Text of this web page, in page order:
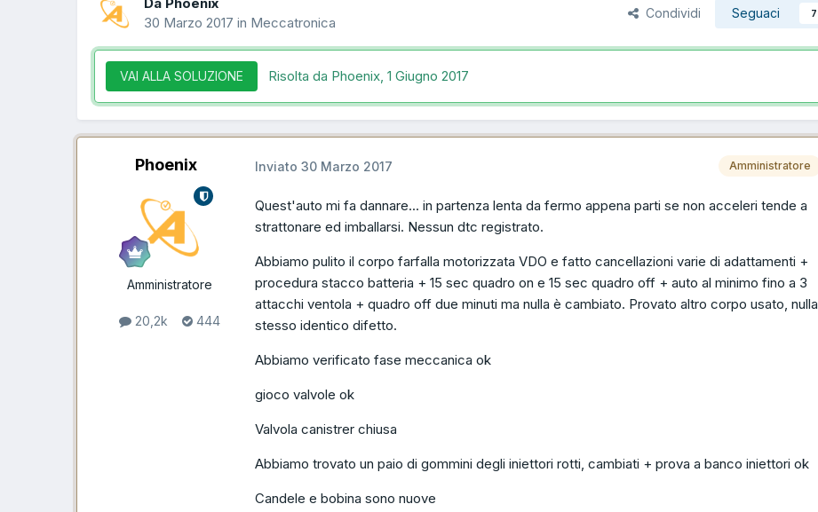
30 Marzo 2017 in Meccatronica
Condividi Seguaci 7
VAI ALLA SOLUZIONE Risolta da Phoenix, 1 Giugno 2017
Phoenix
Amministratore
20,2k 444
Amministratore
Inviato 30 Marzo 2017
Quest'auto mi fa dannare... in partenza lenta da fermo appena parti se non acceleri tende a
strattonare ed imballarsi. Nessun dtc registrato.
Abbiamo pulito il corpo farfalla motorizzata VDO e fatto cancellazioni varie di adattamenti +
procedura stacco batteria + 15 sec quadro on e 15 sec quadro off + auto al minimo fino a 3
attacchi ventola + quadro off due minuti ma nulla è cambiato. Provato altro corpo usato, nulla
stesso identico difetto.
Abbiamo verificato fase meccanica ok
gioco valvole ok
Valvola canistrer chiusa
Abbiamo trovato un paio di gommini degli iniettori rotti, cambiati + prova a banco iniettori ok
Candele e bobina sono nuove